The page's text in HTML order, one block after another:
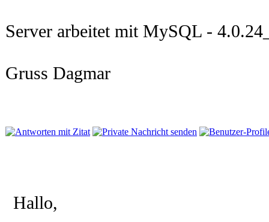
Server arbeitet mit MySQL -
Gruss Dagmar
Hallo,